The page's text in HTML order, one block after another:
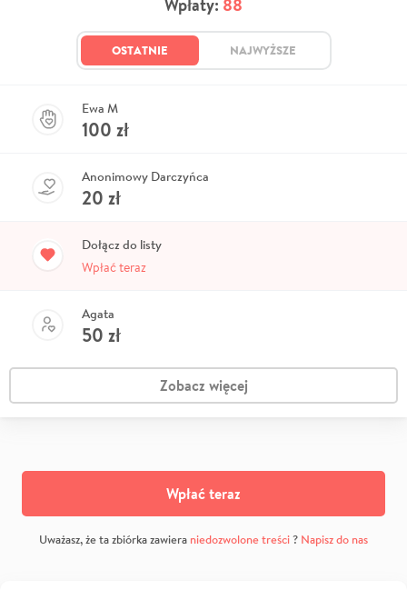
Wpłaty: 88
OSTATNIE NAJWYŻSZE
Ewa M
100 zł
Anonimowy Darczyńca
20 zł
Dołącz do listy
Wpłać teraz
Agata
50 zł
Zobacz więcej
Wpłać teraz
Uważasz, że ta zbiórka zawiera niedozwolone treści? Napisz do nas